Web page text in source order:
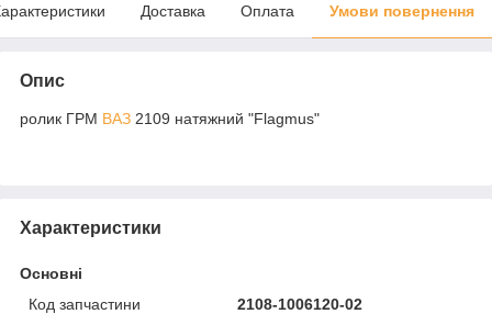
Доставка Оплата Умови повернення
Опис
ролик ГРМ ВАЗ 2109 натяжний "Flagmus"
Характеристики
Основні
Код запчастини
2108-1006120-02